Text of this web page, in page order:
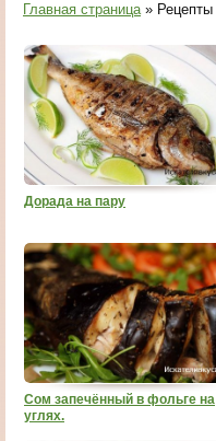
Главная страница» Рецепты
Дорада на пару
Сом запечённый в фольге на
углях.